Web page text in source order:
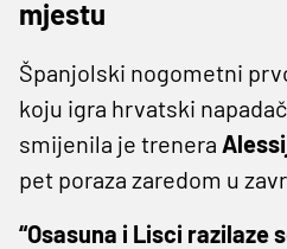
mjestu
Španjolski nogometni
koju igra hrvatski napadač
smijenila je trenera
pet poraza zaredom u
“Osasuna i Lisci razilaze